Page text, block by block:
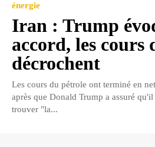
énergie
Iran : Trump
accord, les cours
décrochent
Les cours du pétrole ont terminé en
après que Donald Trump a assuré
trouver "la...